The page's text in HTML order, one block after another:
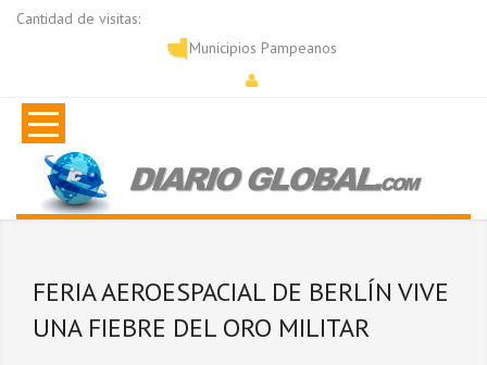
Cantidad de visitas:
Municipios Pampeanos
FERIA AEROESPACIAL DE BERLÍN VIVE
UNA FIEBRE DEL ORO MILITAR